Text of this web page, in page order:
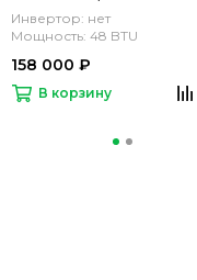
Инвертор: нет
Мощность: 48 BTU
158 000 ₽
В корзину